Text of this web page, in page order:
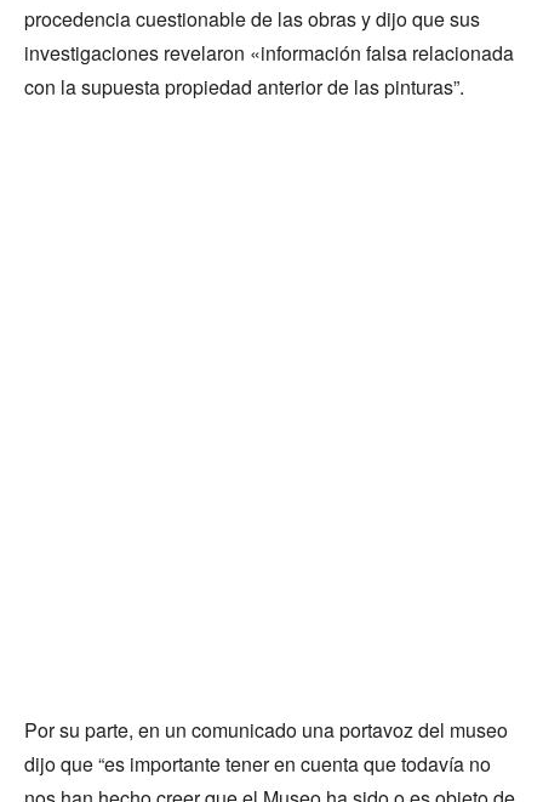
procedencia cuestionable de las obras y dijo que sus
investigaciones revelaron «información falsa relacionada
con la supuesta propiedad anterior de las pinturas”.
Por su parte, en un comunicado una portavoz del museo
dijo que “es importante tener en cuenta que todavía no